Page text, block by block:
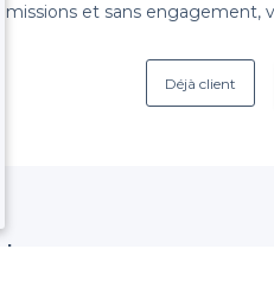
et sans engagement,
Déjà client